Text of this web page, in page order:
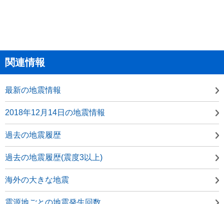
関連情報
最新の地震情報
2018年12月14日の地震情報
過去の地震履歴
過去の地震履歴(震度3以上)
海外の大きな地震
震源地ごとの地震発生回数